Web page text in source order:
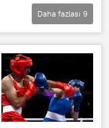
Daha fazlası 9